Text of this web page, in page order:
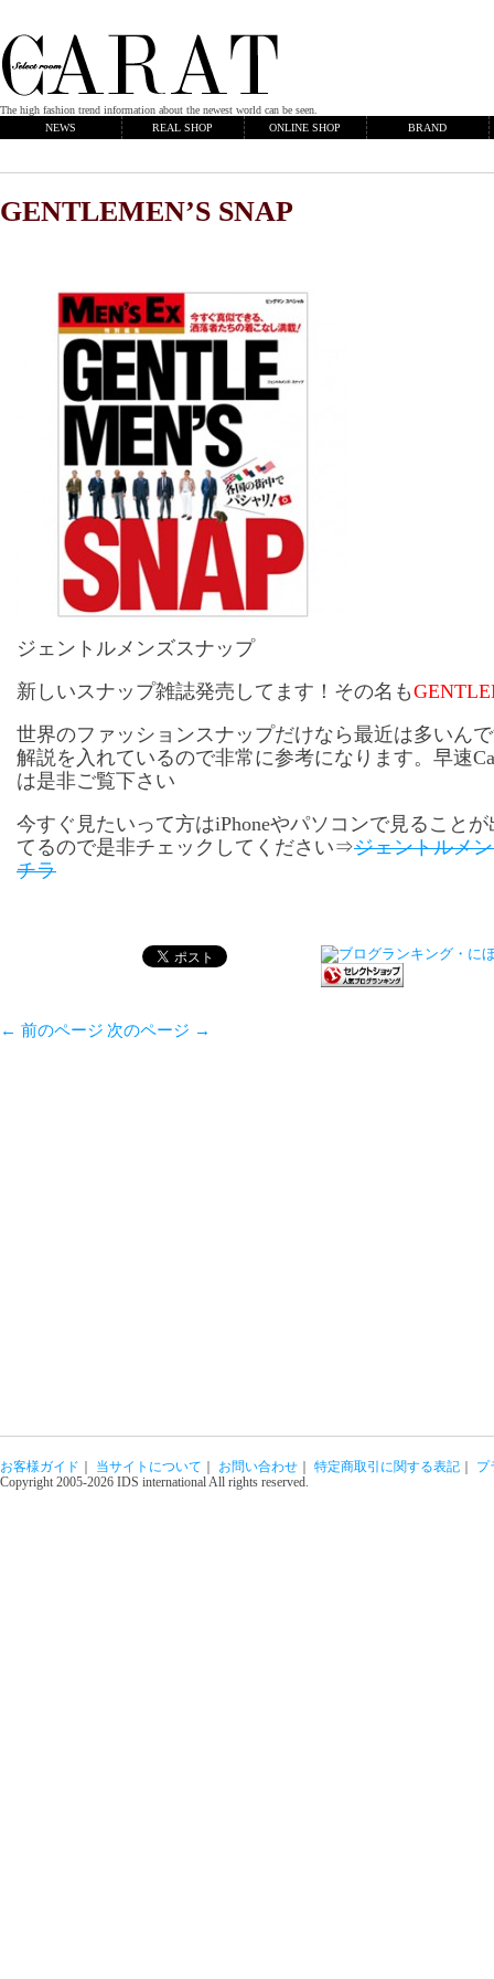
The high fashion trend information about the newest world can be seen.
NEWS
REAL SHOP ONLINE SHOP BRAND
GENTLEMEN’S SNAP
ジェントルメンズスナップ
新しいスナップ雑誌発売してます！その名も
世界のファッションスナップだけなら最近は多いん
解説を入れているので非常に参考になります。早速
は是非ご覧下さい
今すぐ見たいって方はiPhoneやパソコンで見ること
てるので是非チェックしてください⇒ジェントルメ
チラ
← 前のページ 次のページ →
お客様ガイド 当サイトについて お問い合わせ 特定商取引に関する表記
プ
Copyright 2005-2026 IDS international All rights reserved.